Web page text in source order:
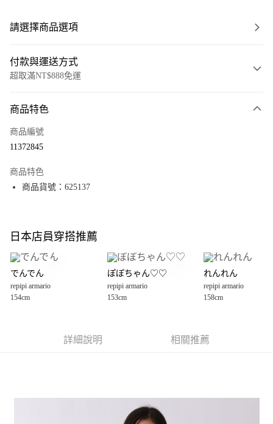
請選擇商品選項
付款與運送方式
超取滿NT$888免運
信用卡一次付款
Apple Pay
悠遊付
Google Pay
全盈+PAY
大哥付你分期
1.本服務由台灣大哥大提供，台灣大哥大用戶可立即使用無須另外申請。
2.付款方式選擇「大哥付你分期」，訂單成立後會自動跳轉到大哥付的交易
AFTEE先享後付
２．便利：只要手機號碼，簡訊認證，即可結帳。
３．安心：先確認商品／服務後，再付款。
全家 取貨付款
每筆NT$80，滿NT$888(含以上)免運費
商品特色
商品編號
11372845
商品特色
商品貨號：625137
日本店員穿搭推薦
でんでん
repipi armario
154cm
ぽぽちゃん♡♡
repipi armario
153cm
れんれん
repipi armario
158cm
詳細說明 相關推薦